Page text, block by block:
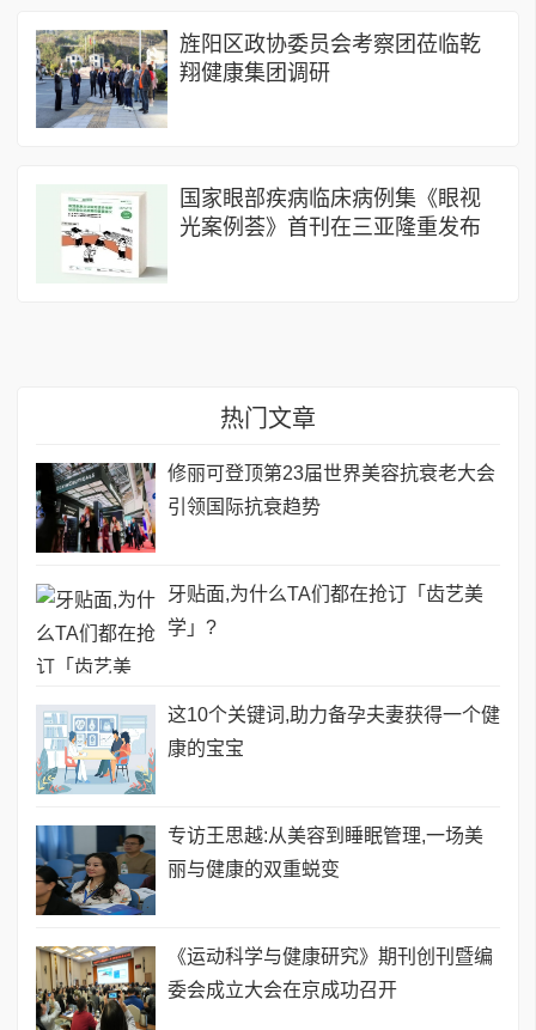
旌阳区政协委员会考察团莅临乾
翔健康集团调研
国家眼部疾病临床病例集《眼视
光案例荟》首刊在三亚隆重发布
热门文章
修丽可登顶第23届世界美容抗衰老大会
引领国际抗衰趋势
牙贴面,为什么TA们都在抢订「齿艺美
学」?
这10个关键词,助力备孕夫妻获得一个健
康的宝宝
专访王思越:从美容到睡眠管理,一场美
丽与健康的双重蜕变
《运动科学与健康研究》期刊创刊暨编
委会成立大会在京成功召开